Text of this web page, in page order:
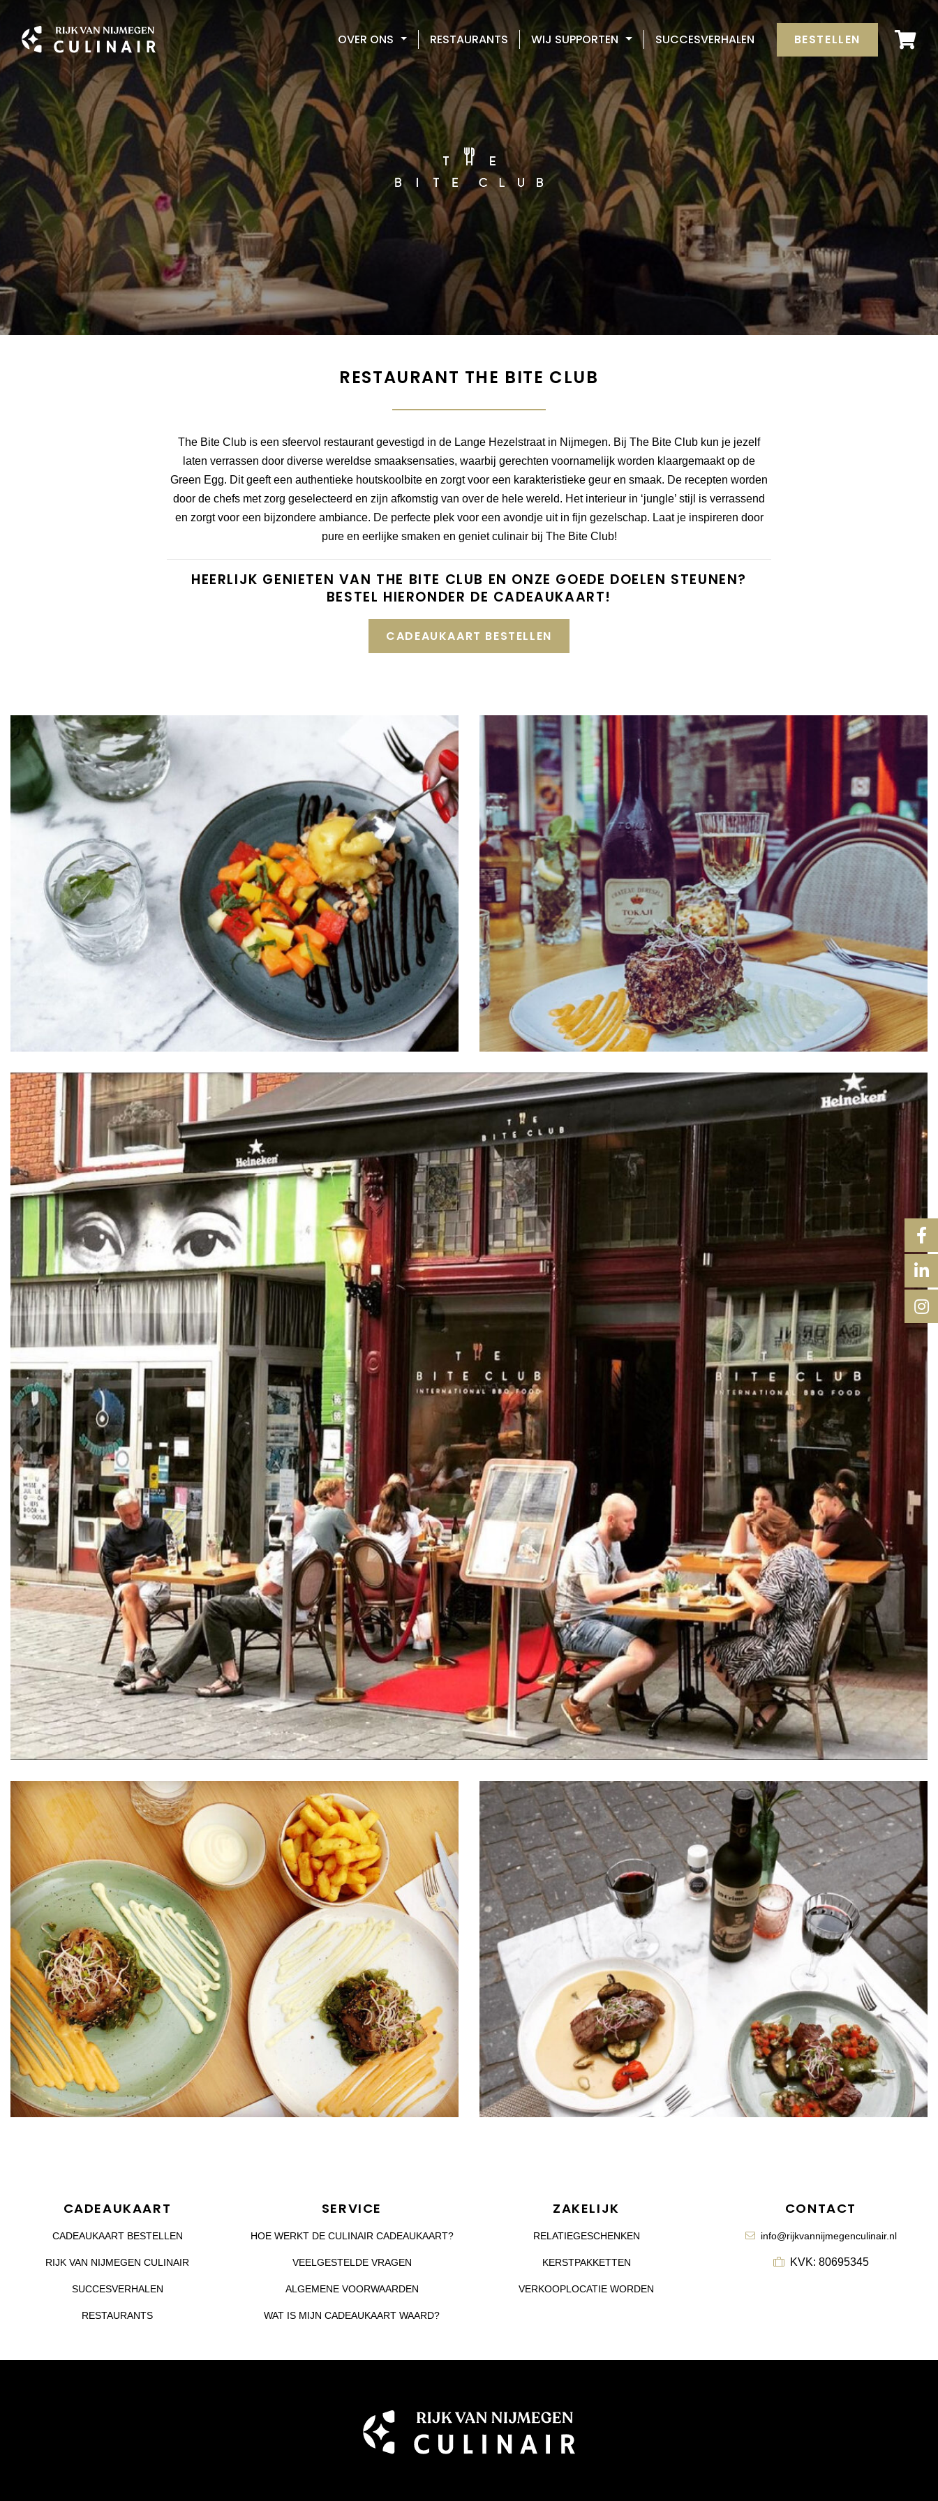
OVER ONS RESTAURANTS WIJ SUPPORTEN SUCCESVERHALEN BESTELLEN
RESTAURANT THE BITE CLUB
The Bite Club is een sfeervol restaurant gevestigd in de Lange Hezelstraat in Nijmegen. Bij The Bite Club kun je jezelf
laten verrassen door diverse wereldse smaaksensaties, waarbij gerechten voornamelijk worden klaargemaakt op de
Green Egg. Dit geeft een authentieke houtskoolbite en zorgt voor een karakteristieke geur en smaak. De recepten worden
door de chefs met zorg geselecteerd en zijn afkomstig van over de hele wereld. Het interieur in ‘jungle’ stijl is verrassend
en zorgt voor een bijzondere ambiance. De perfecte plek voor een avondje uit in fijn gezelschap. Laat je inspireren door
pure en eerlijke smaken en geniet culinair bij The Bite Club!
HEERLIJK GENIETEN VAN THE BITE CLUB EN ONZE GOEDE DOELEN STEUNEN?
BESTEL HIERONDER DE CADEAUKAART!
CADEAUKAART BESTELLEN
CADEAUKAART
CADEAUKAART BESTELLEN
RIJK VAN NIJMEGEN CULINAIR
SUCCESVERHALEN
RESTAURANTS
SERVICE
HOE WERKT DE CULINAIR CADEAUKAART?
VEELGESTELDE VRAGEN
ALGEMENE VOORWAARDEN
WAT IS MIJN CADEAUKAART WAARD?
ZAKELIJK
RELATIEGESCHENKEN
KERSTPAKKETTEN
VERKOOPLOCATIE WORDEN
CONTACT
info@rijkvannijmegenculinair.nl
KVK: 80695345